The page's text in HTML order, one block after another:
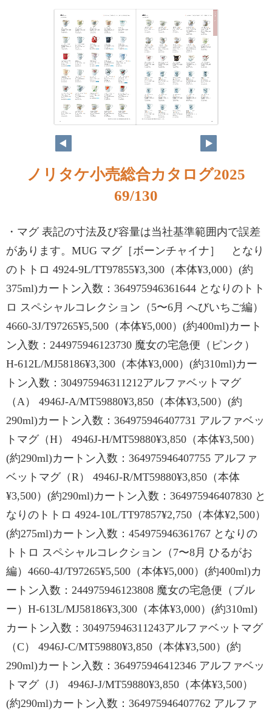
ノリタケ小売総合カタログ2025
69/130
・マグ 表記の寸法及び容量は当社基準範囲内で誤差
があります。MUG マグ［ボーンチャイナ］ となり
のトトロ 4924-9L/TT97855¥3,300（本体¥3,000）(約
375ml)カートン入数：364975946361644 となりのトト
ロ スペシャルコレクション（5〜6月 へびいちご編）
4660-3J/T97265¥5,500（本体¥5,000）(約400ml)カート
ン入数：244975946123730 魔女の宅急便（ピンク）
H-612L/MJ58186¥3,300（本体¥3,000）(約310ml)カー
トン入数：304975946311212アルファベットマグ
（A） 4946J-A/MT59880¥3,850（本体¥3,500）(約
290ml)カートン入数：364975946407731 アルファベッ
トマグ（H） 4946J-H/MT59880¥3,850（本体¥3,500）
(約290ml)カートン入数：364975946407755 アルファ
ベットマグ（R） 4946J-R/MT59880¥3,850（本体
¥3,500）(約290ml)カートン入数：364975946407830 と
なりのトトロ 4924-10L/TT97857¥2,750（本体¥2,500）
(約275ml)カートン入数：454975946361767 となりの
トトロ スペシャルコレクション（7〜8月 ひるがお
編）4660-4J/T97265¥5,500（本体¥5,000）(約400ml)カ
ートン入数：244975946123808 魔女の宅急便（ブル
ー）H-613L/MJ58186¥3,300（本体¥3,000）(約310ml)
カートン入数：304975946311243アルファベットマグ
（C） 4946J-C/MT59880¥3,850（本体¥3,500）(約
290ml)カートン入数：364975946412346 アルファベッ
トマグ（J） 4946J-J/MT59880¥3,850（本体¥3,500）
(約290ml)カートン入数：364975946407762 アルファ